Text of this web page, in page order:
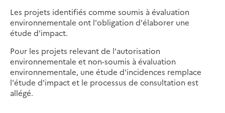
Les projets identifiés comme soumis à évaluation
environnementale ont l'obligation d'élaborer une
étude d'impact.
Pour les projets relevant de l'autorisation
environnementale et non-soumis à évaluation
environnementale, une étude d'incidences remplace
l'étude d'impact et le processus de consultation est
allégé.